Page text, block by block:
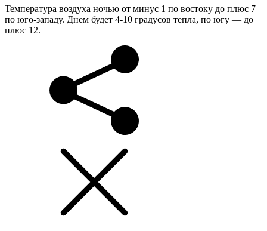
Температура воздуха ночью от минус 1 по востоку до плюс 7
по юго-западу. Днем будет 4-10 градусов тепла, по югу — до
плюс 12.